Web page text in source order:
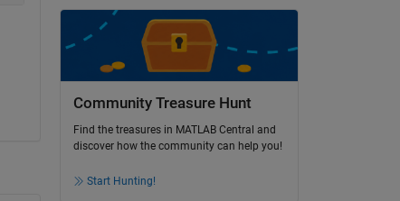
Community Treasure Hunt
Find the treasures in MATLAB Central and
discover how the community can help you!
Start Hunting!